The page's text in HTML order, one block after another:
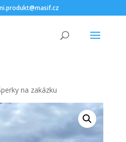
na zakázku